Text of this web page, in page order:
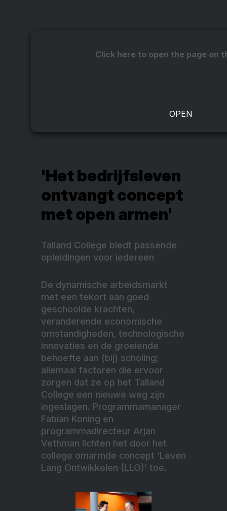
Click here to open the page on
'Het bedrijfsleven
ontvangt concept
met open armen'
Talland College biedt passende
opleidingen voor iedereen
De dynamische arbeidsmarkt
met een tekort aan goed
geschoolde krachten,
veranderende economische
omstandigheden, technologische
innovaties en de groeiende
behoefte aan (bij) scholing;
allemaal factoren die ervoor
zorgen dat ze op het Talland
College een nieuwe weg zijn
ingeslagen. Programmamanager
Fabian Koning en
programmadirecteur Arjan
Vethman lichten het door het
college omarmde concept ‘Leven
Lang Ontwikkelen (LLO)’ toe.